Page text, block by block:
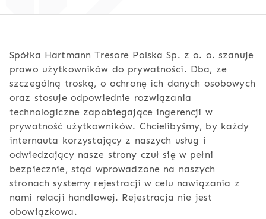
Spółka Hartmann Tresore Polska Sp. z o. o. szanuje
prawo użytkowników do prywatności. Dba, ze
szczególną troską, o ochronę ich danych osobowych
oraz stosuje odpowiednie rozwiązania
technologiczne zapobiegające ingerencji w
prywatność użytkowników. Chcielibyśmy, by każdy
internauta korzystający z naszych usług i
odwiedzający nasze strony czuł się w pełni
bezpiecznie, stąd wprowadzone na naszych
stronach systemy rejestracji w celu nawiązania z
nami relacji handlowej. Rejestracja nie jest
obowiązkowa.